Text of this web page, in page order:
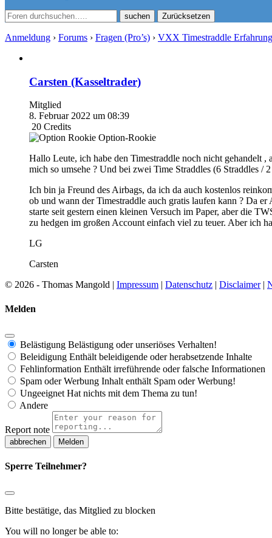
Zurücksetzen
Anmeldung › Forums › Fragen (Pro’s) › VXX Timestraddle
Carsten (Kasseltrader)
Mitglied
8. Februar 2022 um 08:39
20 Credits
Option-Rookie
Hallo Leute, ich habe den Timestraddle noch nicht gehandelt
mich so umsehe ? Und bei zwei Time Straddles (6 Straddles
Ich bin ja Freund des Airbags, da ich da auch kostenlos
ob und wann der Timestraddle auch gratis laufen kann ? Da
starte seit gestern einen kleinen Versuch im Paper, aber die
zu hedgen im großen Account einfach viel zu teuer. Aber ich
LG
Carsten
© 2026 - Thomas Mangold | Impressum | Datenschutz | Disclaimer|
Melden
Belästigung Belästigung oder unseriöses Verhalten!
Beleidigung Enthält beleidigende oder herabsetzende Inhalte
Fehlinformation Enthält irreführende oder falsche Informationen
Spam oder Werbung Inhalt enthält Spam oder Werbung!
Ungeeignet Hat nichts mit dem Thema zu tun!
Andere
Report note
Melden
Sperre Teilnehmer?
Bitte bestätige, das Mitglied zu blocken
You will no longer be able to: